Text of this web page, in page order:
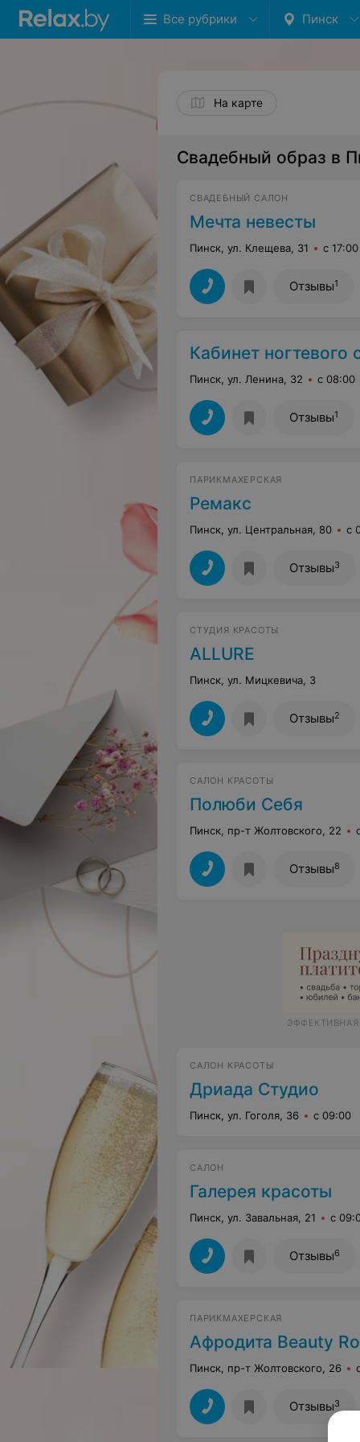
Все рубрики Пинск
На карте
Свадебный образ в
СВАДЕБНЫЙ САЛОН
Мечта невесты
Пинск, ул. Клещева, 31 с 17:00
Отзывы1
Кабинет ногтевого
Пинск, ул. Ленина, 32 с 08:00
Отзывы1
ПАРИКМАХЕРСКАЯ
Ремакс
Пинск, ул. Центральная, 80 с
Отзывы3
СТУДИЯ КРАСОТЫ
ALLURE
Пинск, ул. Мицкевича, 3
Отзывы2
САЛОН КРАСОТЫ
Полюби Себя
Пинск, пр-т Жолтовского, 22
Отзывы8
САЛОН КРАСОТЫ
Дриада Студио
Пинск, ул. Гоголя, 36 с 09:00
САЛОН
Галерея красоты
Пинск, ул. Завальная, 21 с
Отзывы6
ПАРИКМАХЕРСКАЯ
Афродита Beauty
Пинск, пр-т Жолтовского, 26
Отзывы3